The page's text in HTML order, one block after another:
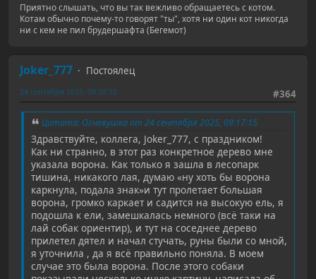
Приятно слышать, что вы так вежливо обращаетесь с котом.
Котам обычно почему-то говорят "ты", хотя ни один кот никогда
ни с кем не пил брудершафта (Бегемот)
Joker_777
Постоялец
#364
24 сентября 2025, 09:39:10
Цитата: Огневушка от 24 сентября 2025, 09:17:15
Здравствуйте, коллега, Joker_777, с праздником!
Как ни странно, в этот раз конкретное дерево мне
указала ворона. Как только я зашла в лесопарк
тишина, никакого лая, думаю «ну хоть бы ворона
каркнула, подала знак»и тут пролетает большая
ворона, громко каркает и садится на высокую ель, я
подошла к ели, замешкалась немного (всё таки на
лай собак ориентир), и тут на соседнее дерево
прилетел дятел и начал стучать, руны были со мной,
я уточнила , да я всё правильно поняла. В моем
случае это была ворона. После этого собаки